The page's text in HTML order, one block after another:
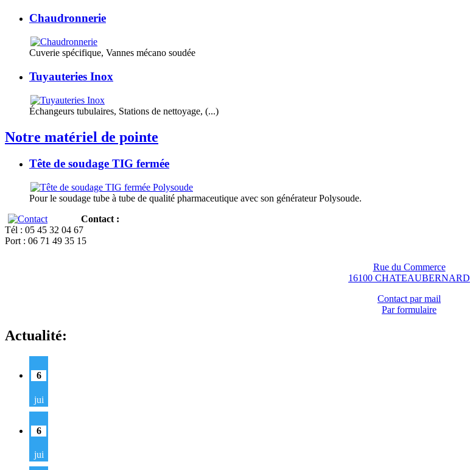
Chaudronnerie
Cuverie spécifique, Vannes mécano soudée
Tuyauteries Inox
Échangeurs tubulaires, Stations de nettoyage, (...)
Notre matériel de pointe
Tête de soudage TIG fermée
Pour le soudage tube à tube de qualité pharmaceutique avec son générateur Polysoude.
Contact :
Tél : 05 45 32 04 67
Port : 06 71 49 35 15
Rue du Commerce
16100 CHATEAUBERNARD
Contact par mail
Par formulaire
Actualité:
6
jui
6
jui